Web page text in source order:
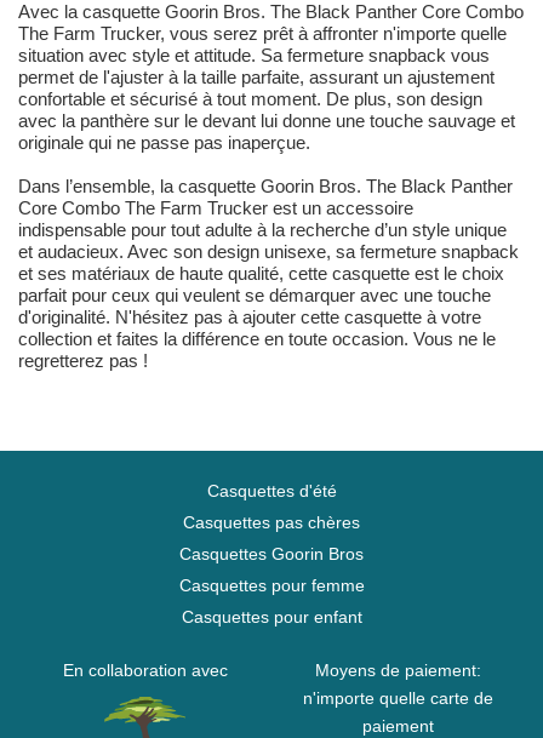
Avec la casquette Goorin Bros. The Black Panther Core Combo
The Farm Trucker, vous serez prêt à affronter n'importe quelle
situation avec style et attitude. Sa fermeture snapback vous
permet de l'ajuster à la taille parfaite, assurant un ajustement
confortable et sécurisé à tout moment. De plus, son design
avec la panthère sur le devant lui donne une touche sauvage et
originale qui ne passe pas inaperçue.
Dans l’ensemble, la casquette Goorin Bros. The Black Panther
Core Combo The Farm Trucker est un accessoire
indispensable pour tout adulte à la recherche d’un style unique
et audacieux. Avec son design unisexe, sa fermeture snapback
et ses matériaux de haute qualité, cette casquette est le choix
parfait pour ceux qui veulent se démarquer avec une touche
d'originalité. N'hésitez pas à ajouter cette casquette à votre
collection et faites la différence en toute occasion. Vous ne le
regretterez pas !
Casquettes d'été
Casquettes pas chères
Casquettes Goorin Bros
Casquettes pour femme
Casquettes pour enfant
En collaboration avec
Moyens de paiement:
n'importe quelle carte de
paiement